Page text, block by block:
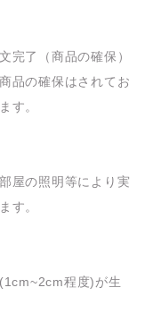
完了（商品の確保）
品の確保はされてお
す。
屋の照明等により実
す。
程度)が生